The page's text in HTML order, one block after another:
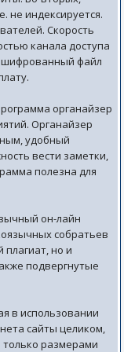
не индексируется.
Скорость
канала доступа
файл
органайзер
Органайзер
удобный
вести заметки,
полезна для
он-лайн
собратьев
но и
подвергнутые
в использовании
сайты целиком,
размерами